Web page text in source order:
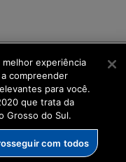
experiência
compreender
para você.
que trata da
Grosso do Sul.
com todos